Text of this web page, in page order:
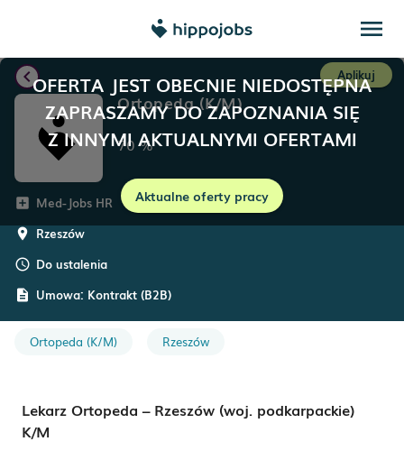
menu
OFERTA JEST OBECNIE NIEDOSTĘPNA
ZAPRASZAMY DO ZAPOZNANIA SIĘ
Z INNYMI AKTUALNYMI OFERTAMI
Aktualne oferty pracy
chevron_left Aplikuj
Ortopeda (K/M)
70%
add_box Med-Jobs HR
room Rzeszów
schedule Do ustalenia
description Umowa: Kontrakt (B2B)
Ortopeda (K/M) Rzeszów
Lekarz Ortopeda – Rzeszów (woj. podkarpackie)
K/M